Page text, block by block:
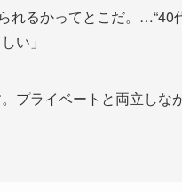
れるかってとこだ。…“40
い」
プライベートと両立しな